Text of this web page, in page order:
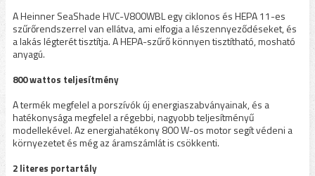
A Heinner SeaShade HVC-V800WBL egy ciklonos és HEPA 11-es
szűrőrendszerrel van ellátva, ami elfogja a lészennyeződéseket, és
a lakás légterét tisztítja. A HEPA-szűrő könnyen tisztítható, mosható
anyagú.
800 wattos teljesítmény
A termék megfelel a porszívók új energiaszabványainak, és a
hatékonysága megfelel a régebbi, nagyobb teljesítményű
modellekével. Az energiahatékony 800 W-os motor segít védeni a
környezetet és még az áramszámlát is csökkenti.
2 literes portartály